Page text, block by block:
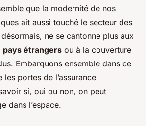
que la modernité de nos
ait aussi touché le secteur des
ne se cantonne plus aux
pays étrangers ou à la couverture
Embarquons ensemble dans ce
portes de l’assurance
si, oui ou non, on peut
dans l’espace.